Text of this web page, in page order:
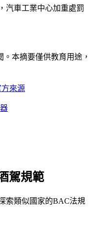
汽車工業中心加重處罰
。本摘要僅供教育用途，
方來源
駕規範
索類似國家的BAC法規